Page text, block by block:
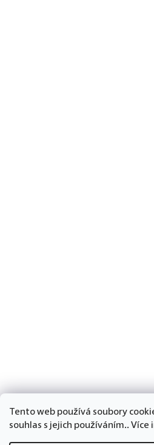
Tento web používá soubory
souhlas s jejich používáním.. Více